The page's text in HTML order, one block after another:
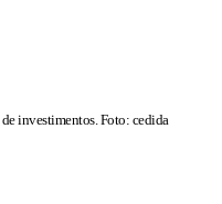
investimentos. Foto: cedida